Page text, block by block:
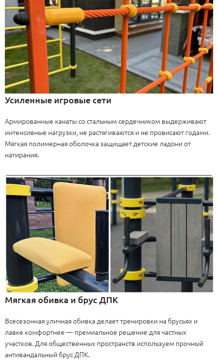
Усиленные игровые сети
Армированные канаты со стальным сердечником выдерживают
интенсивные нагрузки, не растягиваются и не провисают годами.
Мягкая полимерная оболочка защищает детские ладони от
натирания.
Мягкая обивка и брус ДПК
Всесезонная уличная обивка делает тренировки на брусьях и
лавке комфортнее — премиальное решение для частных
участков. Для общественных пространств используем прочный
антивандальный брус ДПК.